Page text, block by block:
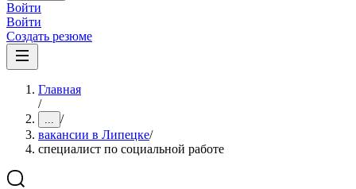
Войти
Войти
Создать резюме
Главная
/
... /
вакансии в Липецке/
специалист по социальной работе